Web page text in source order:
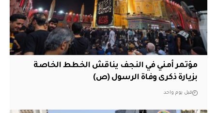
مؤتمر أمني في النجف يناقش الخطط الخاصة
بزيارة ذكرى وفاة الرسول (ص)
قبل يوم واحد